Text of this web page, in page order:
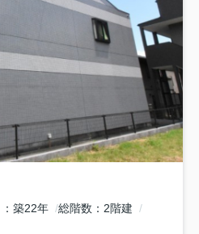
築22年 総階数
2階建